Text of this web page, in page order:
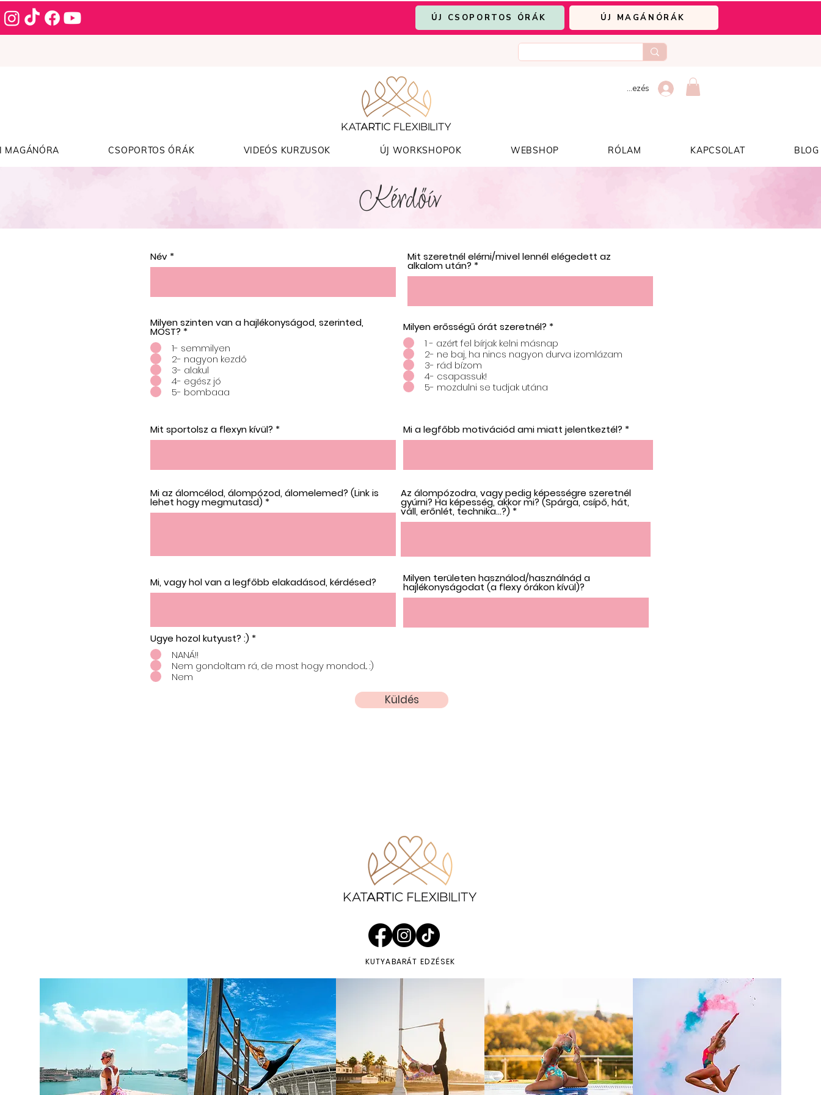
ÚJ CSOPORTOS ÓRÁK ÚJ MAGÁNÓRÁK
Bejelentkezés
MAGÁNÓRA CSOPORTOS ÓRÁK VIDEÓS KURZUSOK ÚJ WORKSHOPOK WEBSHOP RÓLAM KAPCSOLAT BLOG
Kérdőív
Név Mit szeretnél elérni/mivel lennél elégedett az
alkalom után?
Milyen szinten van a hajlékonyságod, szerinted,
MOST? *
1- semmilyen
2- nagyon kezdő
3- alakul
4- egész jó
5- bombaaa
Milyen erősségű órát szeretnél? *
1 - azért fel bírjak kelni másnap
2- ne baj, ha nincs nagyon durva izomlázam
3- rád bízom
4- csapassuk!
5- mozdulni se tudjak utána
Mit sportolsz a flexyn kívül? Mi a legfőbb motivációd ami miatt jelentkeztél?
Mi az álomcélod, álompózod, álomelemed? (Link is
lehet hogy megmutasd)
Az álompózodra, vagy pedig képességre szeretnél
gyúrni? Ha képesség, akkor mi? (Spárga, csípő, hát,
váll, erőnlét, technika...?)
Mi, vagy hol van a legfőbb elakadásod, kérdésed? Milyen területen használod/használnád a
hajlékonyságodat (a flexy órákon kívül)?
Ugye hozol kutyust? :) *
NANÁ!!
Nem gondoltam rá, de most hogy mondod... :)
Nem
Küldés
KUTYABARÁT EDZÉSEK